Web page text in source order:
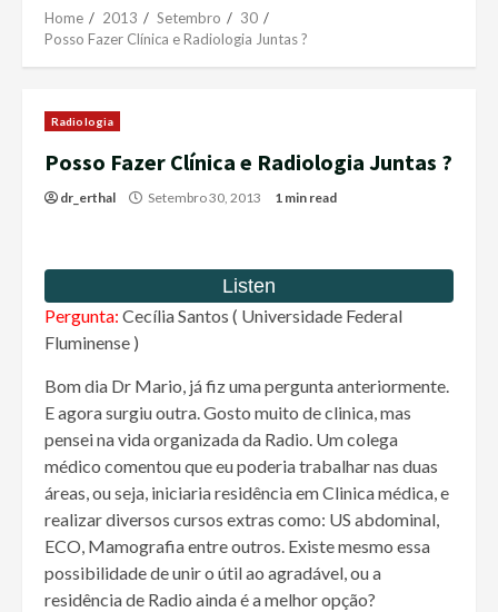
Home 2013 Setembro
30
Posso Fazer Clínica e Radiologia Juntas ?
Radiologia
Posso Fazer Clínica e Radiologia Juntas ?
dr_erthal Setembro 30, 2013 1 min read
Pergunta: Cecília Santos ( Universidade Federal
Fluminense )
Bom dia Dr Mario, já fiz uma pergunta anteriormente.
E agora surgiu outra. Gosto muito de clinica, mas
pensei na vida organizada da Radio. Um colega
médico comentou que eu poderia trabalhar nas duas
áreas, ou seja, iniciaria residência em Clinica médica, e
realizar diversos cursos extras como: US abdominal,
ECO, Mamografia entre outros. Existe mesmo essa
possibilidade de unir o útil ao agradável, ou a
residência de Radio ainda é a melhor opção?